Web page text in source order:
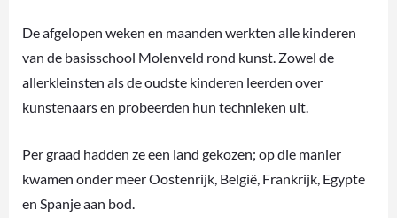
De afgelopen weken en maanden werkten alle kinderen
van de basisschool Molenveld rond kunst. Zowel de
allerkleinsten als de oudste kinderen leerden over
kunstenaars en probeerden hun technieken uit.
Per graad hadden ze een land gekozen; op die manier
kwamen onder meer Oostenrijk, België, Frankrijk, Egypte
en Spanje aan bod.